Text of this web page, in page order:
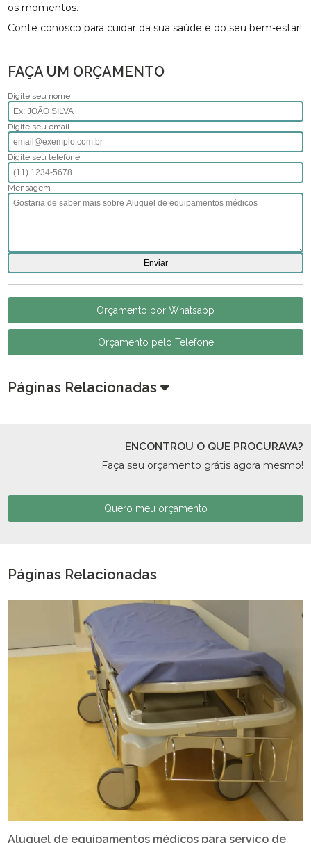
os momentos.
Conte conosco para cuidar da sua saúde e do seu bem-estar!
FAÇA UM ORÇAMENTO
Digite seu nome
Digite seu email
Digite seu telefone
Mensagem
Orçamento por Whatsapp
Orçamento pelo Telefone
Páginas Relacionadas
ENCONTROU O QUE PROCURAVA?
Faça seu orçamento grátis agora mesmo!
Quero meu orçamento
Páginas Relacionadas
Aluguel de equipamentos médicos para serviço de